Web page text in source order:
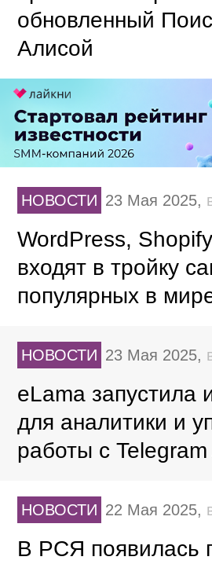
обновленный
Алисой
НОВОСТИ 23 Мая 2025,
WordPress,
входят в тройку
популярных в
НОВОСТИ 23 Мая 2025,
eLama запустила
для аналитики и
работы с Telegram
НОВОСТИ 22 Мая 2025,
В РСЯ появилась